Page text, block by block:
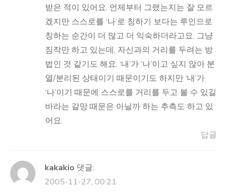
받은 적이 있어요. 언제부터 그랬는지는 잘 모르
겠지만 스스로를 ‘나’로 칭하기 보다는 루인으로
칭하는 순간이 더 많고 더 익숙하더라고요. 그냥
짐작만 하고 있는데, 자신과의 거리를 두려는 방
법인 것 같기도 해요. ‘내’가 ‘나’이고 싶지 않아 분
열/분리된 상태이기 때문이기도 하지만 ‘내’가
‘나’이기 때문에 스스로를 거리를 두고 볼 수 있길
바라는 갈망 때문은 아닐까 하는 추측도 하고 있
어요.
답글
kakakio 댓글:
2005-11-27, 00:21